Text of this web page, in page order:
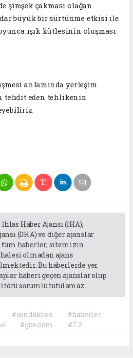
şimşek çakması olağan
büyük bir sürtünme etkisi ile
ışık kütlesinin oluşması
anlamında yerleşim
tehdit eden tehlikenin
Haber Ajansı (İHA),
(DHA) ve diğer ajanslar
tüm haberler, sitemizin
olmadan ajans
Bu haberlerde yer
haberi geçen ajanslar olup
sorumlu tutulamaz...
#sondakika
#haberler
#gündem #7.2